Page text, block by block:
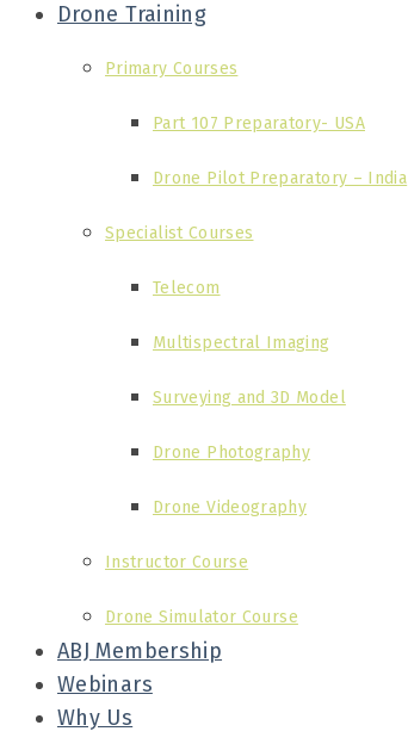
Drone Training
Primary Courses
Part 107 Preparatory- USA
Drone Pilot Preparatory – India
Specialist Courses
Telecom
Multispectral Imaging
Surveying and 3D Model
Drone Photography
Drone Videography
Instructor Course
Drone Simulator Course
ABJ Membership
Webinars
Why Us